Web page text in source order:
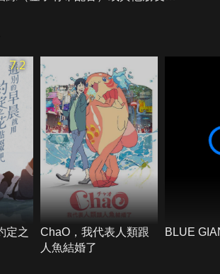
），一直對玉子懷有好感，他在心
。後來玉子周遭開始起了變化，她
……
7.2
定之
ChaO，我代表人類跟
人魚結婚了
BLUE